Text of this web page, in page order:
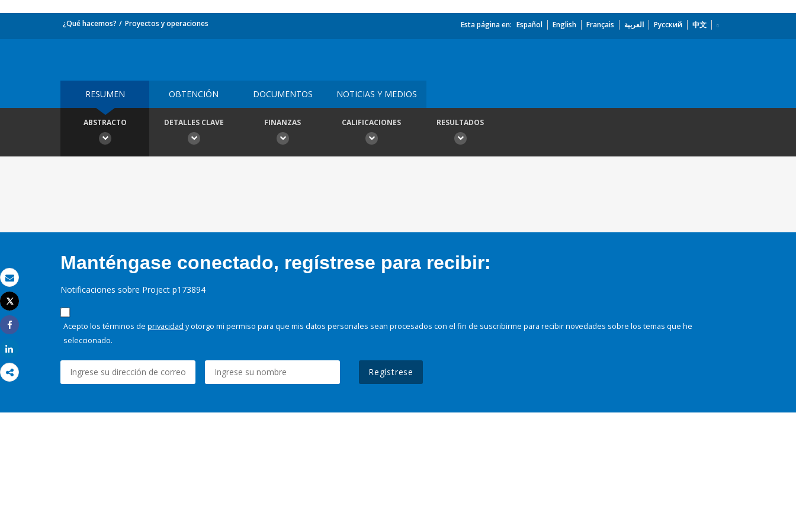
Correo electrónico
Imprimir
Tweet
Share
¿Qué hacemos? Proyectos y operaciones Esta página en: Español English Français العربية Русский 中文
RESUMEN OBTENCIÓN DOCUMENTOS NOTICIAS Y MEDIOS
ABSTRACTO DETALLES CLAVE FINANZAS CALIFICACIONES RESULTADOS
Manténgase conectado, regístrese para recibir:
Notificaciones sobre Project p173894
Acepto los términos de privacidad y otorgo mi permiso para que mis datos personales sean procesados con el fin de suscribirme para recibir novedades sobre los temas que he
seleccionado.
Regístrese